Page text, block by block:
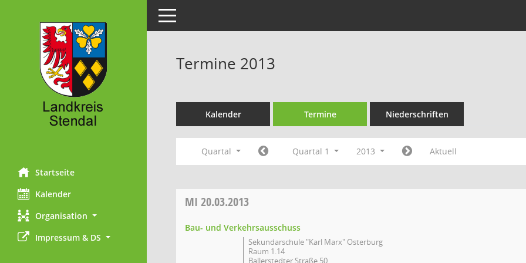
Startseite
Kalender
Organisation
Impressum & DS
Toggle navigation
Termine 2013
Kalender Termine Niederschriften
Quartal Quartal 1 2013 Aktuell
MI 20.03.2013
Bau- und Verkehrsausschuss
Sekundarschule "Karl Marx" Osterburg
Raum 1.14
Ballerstedter Straße 50